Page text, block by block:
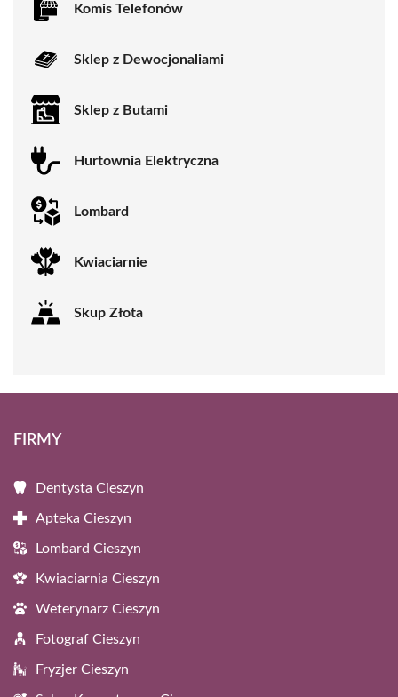
Komis Telefonów
Sklep z Dewocjonaliami
Sklep z Butami
Hurtownia Elektryczna
Lombard
Kwiaciarnie
Skup Złota
FIRMY
Dentysta Cieszyn
Apteka Cieszyn
Lombard Cieszyn
Kwiaciarnia Cieszyn
Weterynarz Cieszyn
Fotograf Cieszyn
Fryzjer Cieszyn